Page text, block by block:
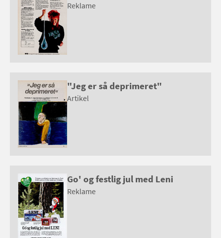
Reklame
"Jeg er så deprimeret"
Artikel
Go' og festlig jul med Leni
Reklame